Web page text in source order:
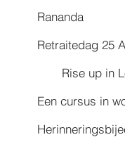
Rananda
Retraitedag 25
Rise up in
Een cursus in